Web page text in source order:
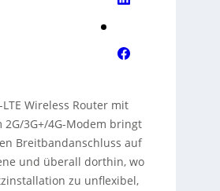
Wireless Router mit
3G+/4G-Modem bringt
Breitbandanschluss auf
und überall dorthin, wo
zu unflexibel,